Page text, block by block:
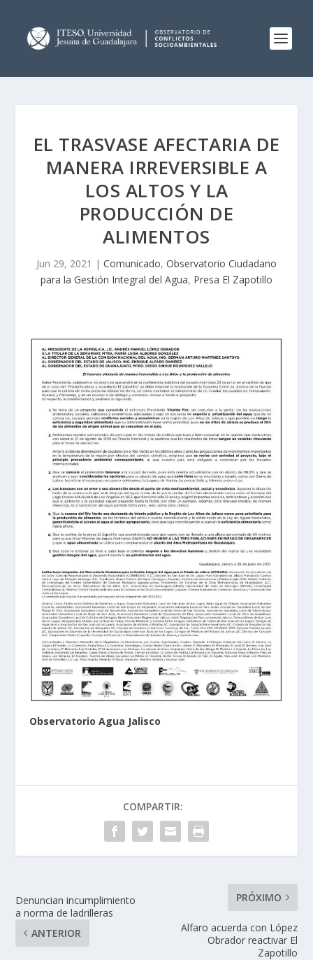
EL TRASVASE AFECTARIA DE
MANERA IRREVERSIBLE A
LOS ALTOS Y LA
PRODUCCIÓN DE
ALIMENTOS
Jun 29, 2021 | Comunicado, Observatorio Ciudadano
para la Gestión Integral del Agua, Presa El Zapotillo
Observatorio Agua Jalisco
COMPARTIR:
Denuncian incumplimiento
a norma de ladrilleras
ANTERIOR
PRÓXIMO
Alfaro acuerda con López
Obrador reactivar El
Zapotillo